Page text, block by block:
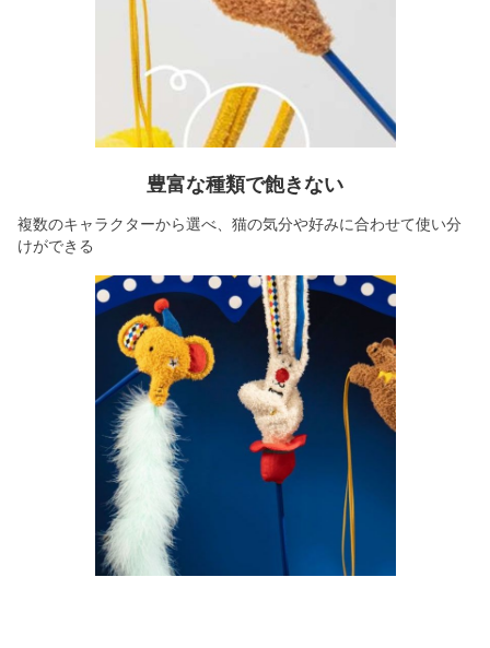
豊富な種類で飽きない
複数のキャラクターから選べ、猫の気分や好みに合わせて使い分
けができる